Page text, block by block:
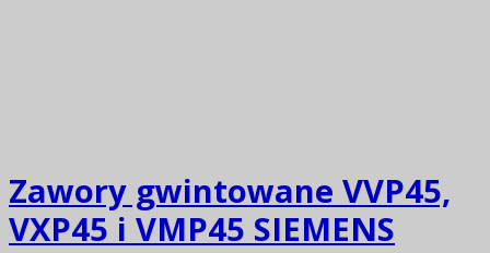
Zawory gwintowane VVP45,
VXP45 i VMP45 SIEMENS